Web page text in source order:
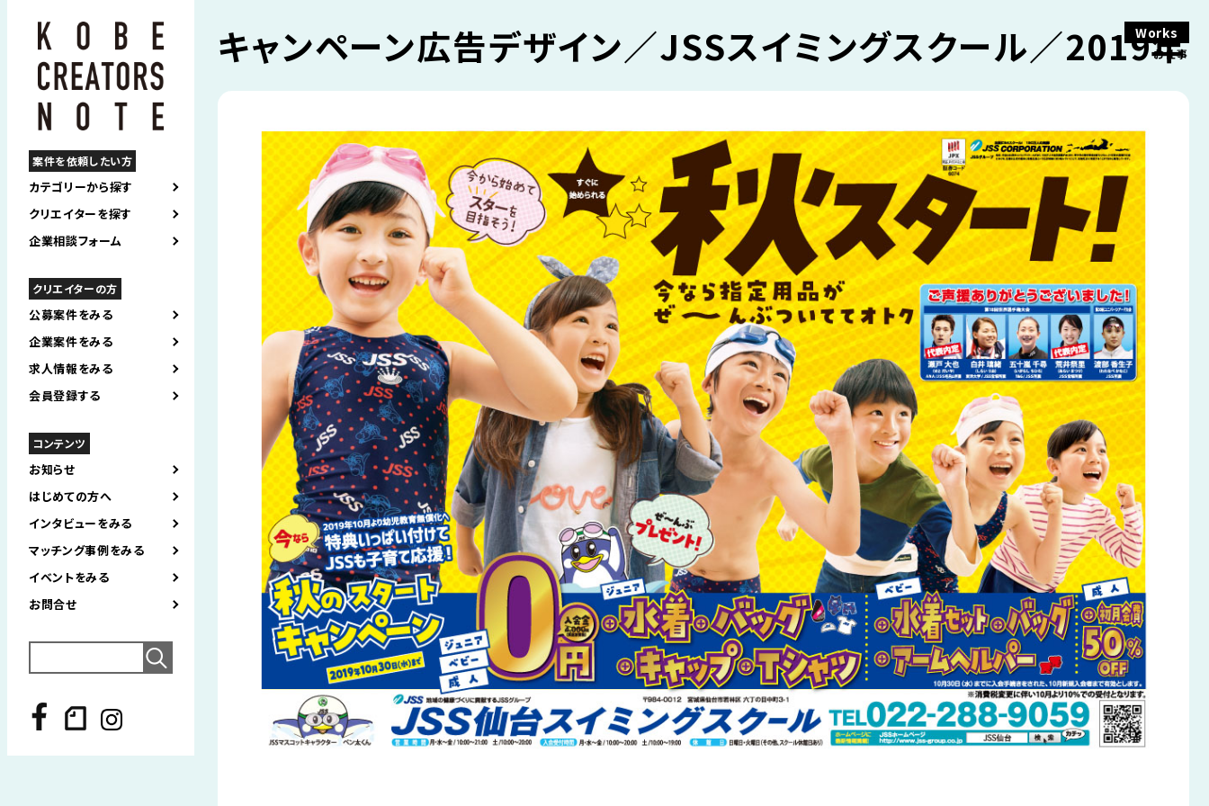
案件を依頼したい方
カテゴリーから探す
クリエイターを探す
企業相談フォーム
クリエイターの方
公募案件をみる
企業案件をみる
求人情報をみる
会員登録する
コンテンツ
お知らせ
はじめての方へ
インタビューをみる
マッチング事例をみる
イベントをみる
お問合せ
for:
Works
お仕事
キャンペーン広告デザイン／JSSスイミングスクール／2019年